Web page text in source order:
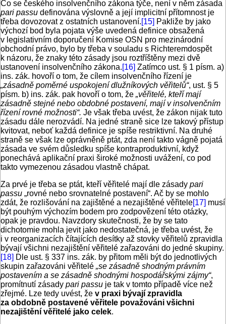
Co se českého insolvenčního zákona týče, není v něm zásada
pari passu definována výslovně a její implicitní přítomnost je
třeba dovozovat z ostatních ustanovení.[15] Pakliže by jako
výchozí bod byla pojata výše uvedená definice obsažená
v legislativním doporučení Komise OSN pro mezinárodní
obchodní právo, bylo by třeba v souladu s Richteremdospět
k názoru, že znaky této zásady jsou roztříštěny mezi dvě
ustanovení insolvenčního zákona.[16] Zatímco ust. § 1 písm. a)
ins. zák. hovoří o tom, že cílem insolvenčního řízení je
„zásadně poměrné uspokojení dlužníkových věřitelů“, ust. § 5
písm. b) ins. zák. pak hovoří o tom, že „věřitelé, kteří mají
zásadně stejné nebo obdobné postavení, mají v insolvenčním
řízení rovné možnosti“. Je však třeba uvést, že zákon nijak tuto
zásadu dále nerozvádí. Na jedné straně sice lze takový přístup
kvitovat, neboť každá definice je spíše restriktivní. Na druhé
straně se však lze oprávněně ptát, zda není takto vágně pojatá
zásada ve svém důsledku spíše kontraproduktivní, když
ponechává aplikační praxi široké možnosti uvážení, co pod
takto vymezenou zásadou vlastně chápat.
Za prvé je třeba se ptát, kteří věřitelé mají dle zásady pari
passu „rovné nebo srovnatelné postavení“. Ač by se mohlo
zdát, že rozlišování na zajištěné a nezajištěné věřitele[17] musí
být pouhým výchozím bodem pro zodpovězení této otázky,
opak je pravdou. Navzdory skutečnosti, že by se tato
dichotomie mohla jevit jako nedostatečná, je třeba uvést, že
i v reorganizacích čítajících desítky až stovky věřitelů zpravidla
bývají všichni nezajištění věřitelé zařazováni do jedné skupiny.
[18] Dle ust. § 337 ins. zák. by přitom měli být do jednotlivých
skupin zařazováni věřitelé „se zásadně shodným právním
postavením a se zásadně shodnými hospodářskými zájmy“,
promítnutí zásady pari passu je tak v tomto případě více než
zřejmé. Lze tedy uvést, že v praxi bývají zpravidla
za obdobně postavené věřitele považováni všichni
nezajištění věřitelé jako celek.